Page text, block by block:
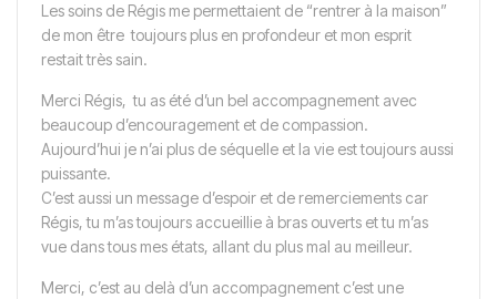
Les soins de Régis me permettaient de “rentrer à la maison”
de mon être toujours plus en profondeur et mon esprit
restait très sain.
Merci Régis, tu as été d’un bel accompagnement avec
beaucoup d’encouragement et de compassion.
Aujourd’hui je n’ai plus de séquelle et la vie est toujours aussi
puissante.
C’est aussi un message d’espoir et de remerciements car
Régis, tu m’as toujours accueillie à bras ouverts et tu m’as
vue dans tous mes états, allant du plus mal au meilleur.
Merci, c’est au delà d’un accompagnement c’est une